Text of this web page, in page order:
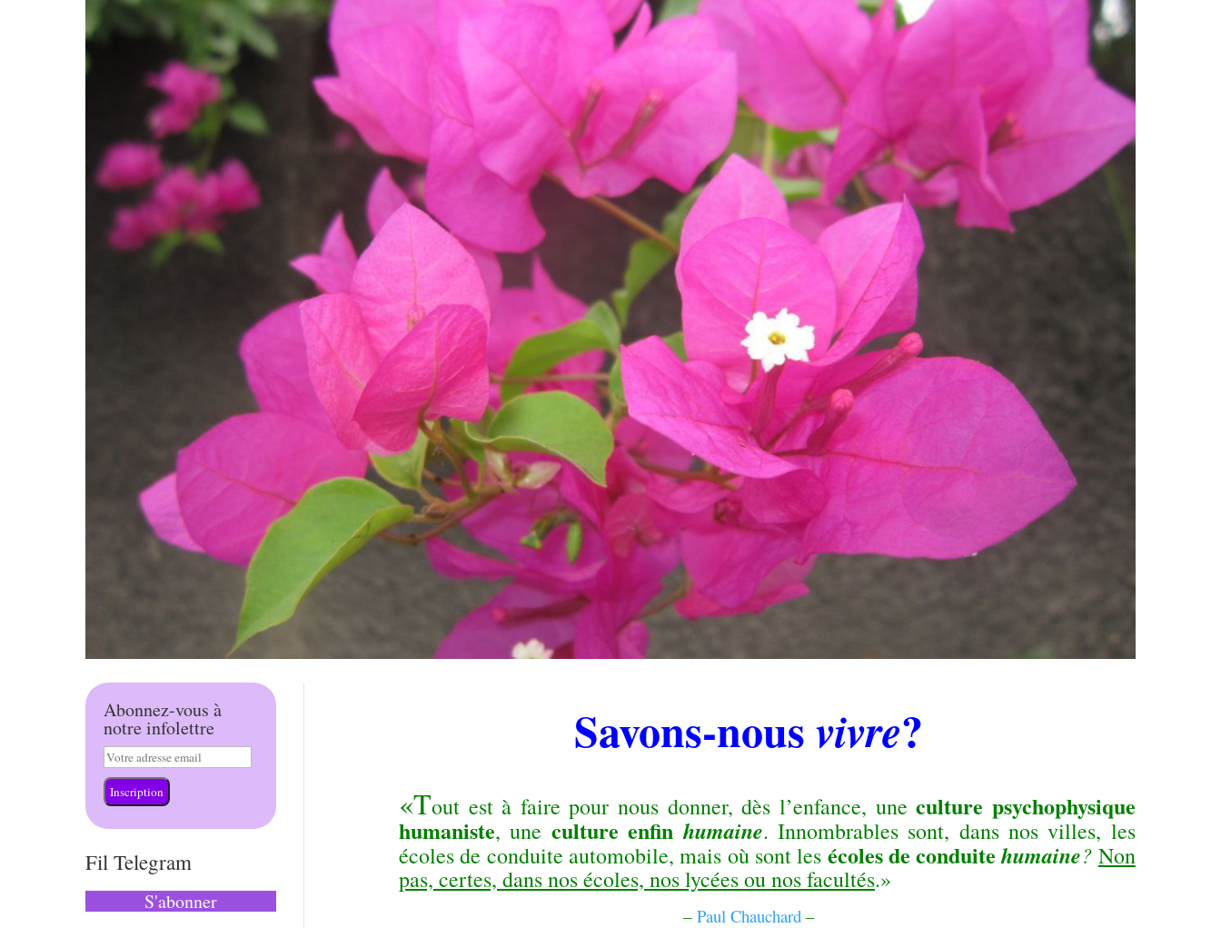
Abonnez-vous à
notre infolettre
Inscription
Fil Telegram
S'abonner
Savons-nousvivre?
«Tout est à faire pour nous donner, dès l’enfance, uneculture psychophysique
humaniste, une culture enfinhumaine. Innombrables sont, dans nos villes, les
écoles de conduite automobile, mais où sont les écoles de conduitehumaine? Non
pas, certes, dans nos écoles, nos lycées ou nos facultés.»
–Paul Chauchard –